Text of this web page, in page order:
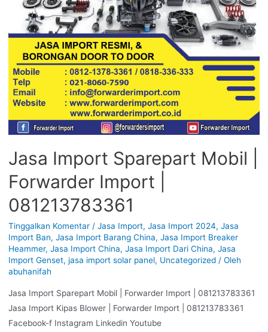
Jasa Import Sparepart Mobil |
Forwarder Import |
081213783361
Tinggalkan Komentar / Jasa Import, Jasa Import 2024, Jasa
Import Ban, Jasa Import Barang China, Jasa Import Breaker
Heammer, Jasa Import China, Jasa Import Dari China, Jasa
Import Genset, jasa import solar panel, Uncategorized/ Oleh
abuhanifah
Jasa Import Sparepart Mobil | Forwarder Import | 081213783361
Jasa Import Kipas Blower | Forwarder Import | 081213783361
Facebook-f Instagram Linkedin Youtube